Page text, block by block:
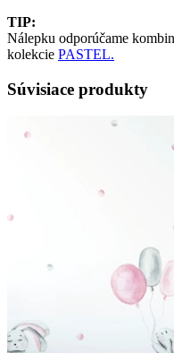
TIP:
Nálepku odporúčame
kolekcie PASTEL.
Súvisiace produkty